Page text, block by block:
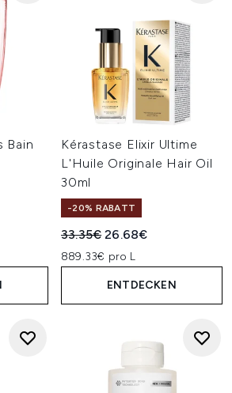
Bain
Kérastase Elixir Ultime
L'Huile Originale Hair Oil
30ml
-20% RABATT
Unverbindliche
33.35€Aktueller Preis:
26.68€
889.33€ pro L
ENTDECKEN